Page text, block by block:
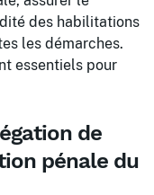
des habilitations
les démarches.
essentiels pour
de
pénale du